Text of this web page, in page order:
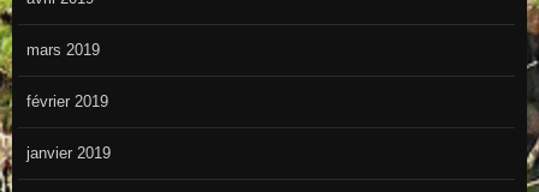
mars 2019
février 2019
janvier 2019